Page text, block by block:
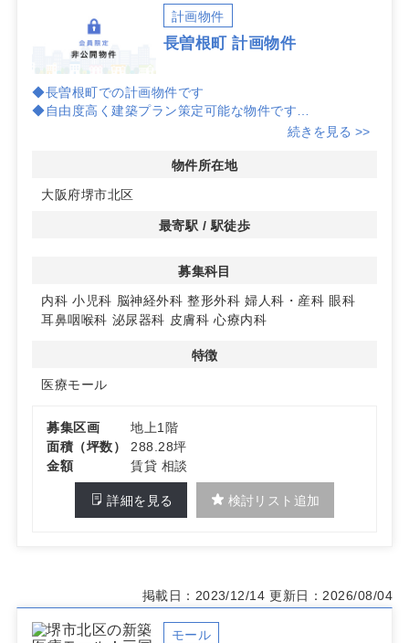
計画物件
長曽根町 計画物件
◆長曽根町での計画物件です
◆自由度高く建築プラン策定可能な物件です
続きを見る >>
物件所在地
大阪府堺市北区
最寄駅 / 駅徒歩
募集科目
内科 小児科 脳神経外科 整形外科 婦人科・産科 眼科
耳鼻咽喉科 泌尿器科 皮膚科 心療内科
特徴
医療モール
募集区画
地上1階
面積（坪数）
288.28坪
金額
賃貸 相談
詳細を見る 検討リスト追加
掲載日：2023/12/14 更新日：2026/08/04
モール